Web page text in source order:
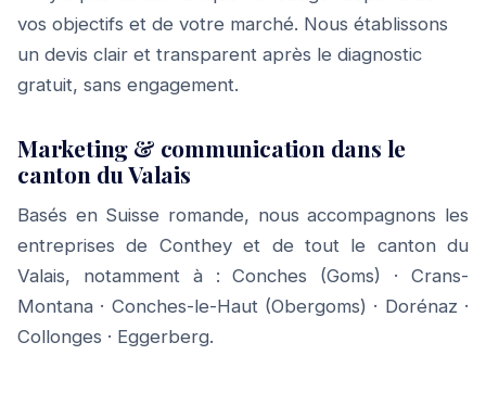
vos objectifs et de votre marché. Nous établissons
un devis clair et transparent après le diagnostic
gratuit, sans engagement.
Marketing & communication dans le
canton du Valais
Basés en Suisse romande, nous accompagnons les
entreprises de Conthey et de tout le canton du
Valais, notamment à :Conches (Goms) ·Crans-
Montana · Conches-le-Haut (Obergoms) · Dorénaz ·
Collonges · Eggerberg.